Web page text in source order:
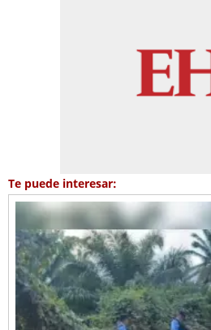
Te puede interesar: